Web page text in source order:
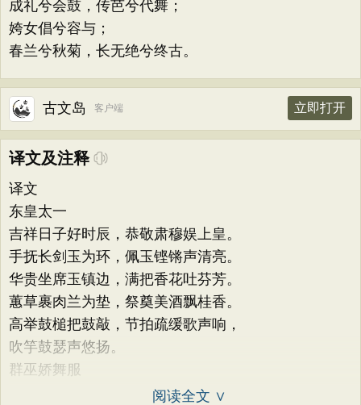
成礼兮会鼓，传芭兮代舞；
姱女倡兮容与；
春兰兮秋菊，长无绝兮终古。
古文岛 客户端 立即打开
译文及注释
译文
东皇太一
吉祥日子好时辰，恭敬肃穆娱上皇。
手抚长剑玉为环，佩玉铿锵声清亮。
华贵坐席玉镇边，满把香花吐芬芳。
蕙草裹肉兰为垫，祭奠美酒飘桂香。
高举鼓槌把鼓敲，节拍疏缓歌声响，
吹竽鼓瑟声悠扬。
群巫娇舞服
阅读全文 ∨